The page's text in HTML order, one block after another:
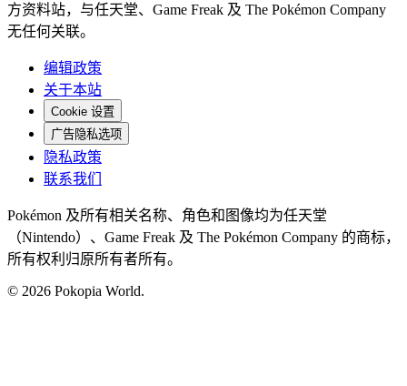
方资料站，与任天堂、Game Freak 及 The Pokémon Company
无任何关联。
编辑政策
关于本站
Cookie 设置
广告隐私选项
隐私政策
联系我们
Pokémon 及所有相关名称、角色和图像均为任天堂
（Nintendo）、Game Freak 及 The Pokémon Company 的商标，
所有权利归原所有者所有。
© 2026 Pokopia World.